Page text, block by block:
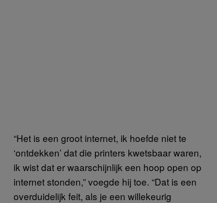
“Het is een groot internet, ik hoefde niet te
‘ontdekken’ dat die printers kwetsbaar waren,
ik wist dat er waarschijnlijk een hoop open op
internet stonden,” voegde hij toe. “Dat is een
overduidelijk feit, als je een willekeurig